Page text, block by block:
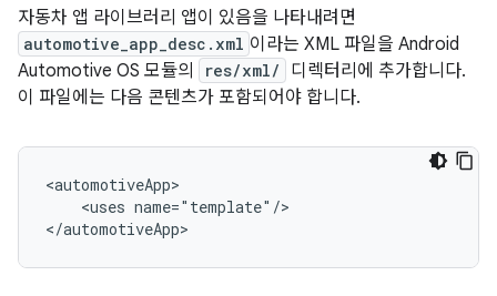
자동차 앱 라이브러리 앱이 있음을 나타내려면
automotive_app_desc.xml 이라는 XML 파일을 Android
Automotive OS 모듈의
res/xml/
디렉터리에 추가합니다.
이 파일에는 다음 콘텐츠가 포함되어야 합니다.
<uses name="template"/>